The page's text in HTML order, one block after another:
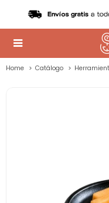

Home Catálogo